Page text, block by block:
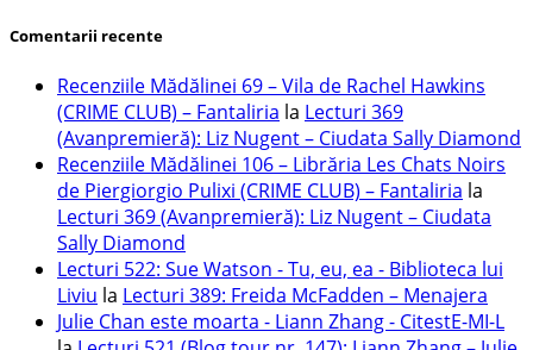
Comentarii recente
Recenziile Mădălinei 69 – Vila de Rachel Hawkins
(CRIME CLUB) – Fantaliria la Lecturi 369
(Avanpremieră): Liz Nugent – Ciudata Sally Diamond
Recenziile Mădălinei 106 – Librăria Les Chats Noirs
de Piergiorgio Pulixi (CRIME CLUB) – Fantaliria la
Lecturi 369 (Avanpremieră): Liz Nugent – Ciudata
Sally Diamond
Lecturi 522: Sue Watson - Tu, eu, ea - Biblioteca lui
Liviu la Lecturi 389: Freida McFadden – Menajera
Julie Chan este moarta - Liann Zhang - CitestE-MI-L